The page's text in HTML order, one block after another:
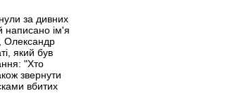
за дивних
написано ім'я
Олександр
який був
"Хто
звернути
вбитих